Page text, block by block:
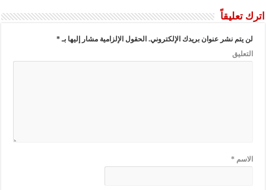
اترك تعليقاً
لن يتم نشر عنوان بريدك الإلكتروني. الحقول الإلزامية مشار إليها بـ*
التعليق
الاسم*